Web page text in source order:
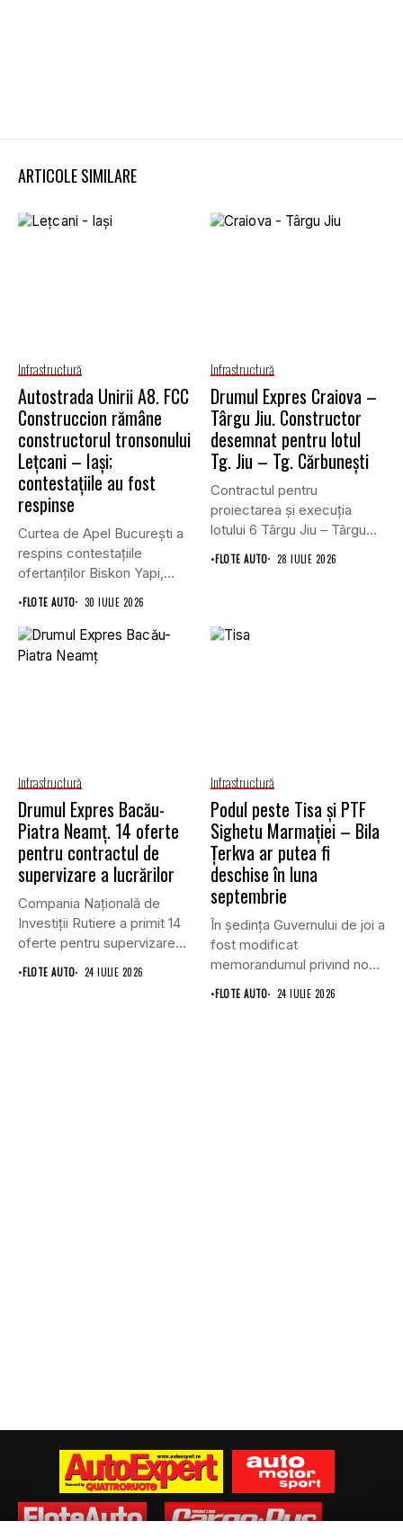
ARTICOLE SIMILARE
Infrastructură
Autostrada Unirii A8. FCC
Construccion rămâne
constructorul tronsonului
Lețcani – Iași;
contestațiile au fost
respinse
Curtea de Apel București a
respins contestațiile
ofertanților Biskon Yapi,
Straco și...
•FLOTE AUTO 30 IULIE 2026
Infrastructură
Drumul Expres Craiova –
Târgu Jiu. Constructor
desemnat pentru lotul
Tg. Jiu – Tg. Cărbunești
Contractul pentru
proiectarea și execuția
lotului 6 Târgu Jiu – Târgu
Cărbunești,...
•FLOTE AUTO 28 IULIE 2026
Infrastructură
Drumul Expres Bacău-
Piatra Neamț. 14 oferte
pentru contractul de
supervizare a lucrărilor
Compania Națională de
Investiții Rutiere a primit 14
oferte pentru supervizarea
lucrărilor...
•FLOTE AUTO 24 IULIE 2026
Infrastructură
Podul peste Tisa și PTF
Sighetu Marmației – Bila
Țerkva ar putea fi
deschise în luna
septembrie
În ședința Guvernului de joi a
fost modificat
memorandumul privind noul
punct...
•FLOTE AUTO 24 IULIE 2026